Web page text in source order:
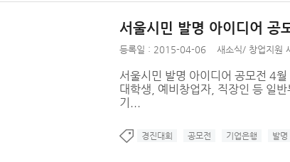
서울시민 발명 아이디어 공
등록일 : 2015-04-06 새소식/ 창업지원
서울시민 발명 아이디어 공모전 4
대학생, 예비창업자, 직장인 등 일
기...
경진대회 공모전 기업은행 발명